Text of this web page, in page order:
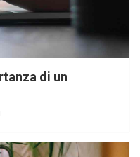
di un